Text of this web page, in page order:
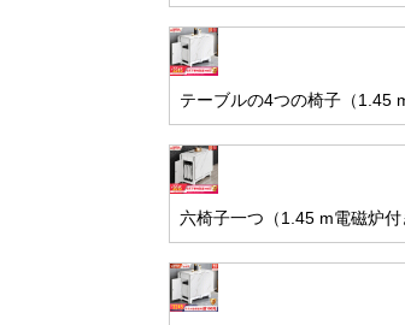
テーブルの4つの椅子（1.45
六椅子一つ（1.45 m電磁炉付